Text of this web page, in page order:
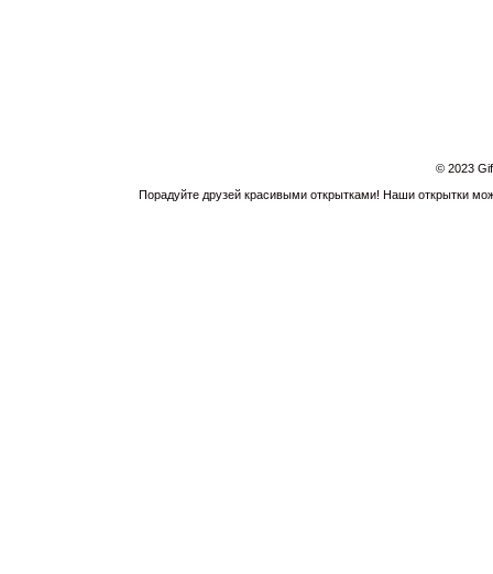
© 2023
Порадуйте друзей красивыми открытками! Наши открытки